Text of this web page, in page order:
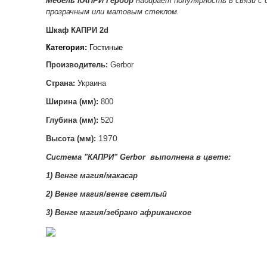
прозрачным или матовым стеклом.
Шкаф КАПРИ 2d
Категория: Гостиные
Производитель: Gerbor
Страна: Украина
Ширина (мм): 800
Глубина (мм): 520
Высота (мм): 1970
Система "КАПРИ" Gerborвыполнена в цвете:
1) Венге магия/макасар
2) Венге магия/венге светлый
3) Венге магия/зебрано африканское